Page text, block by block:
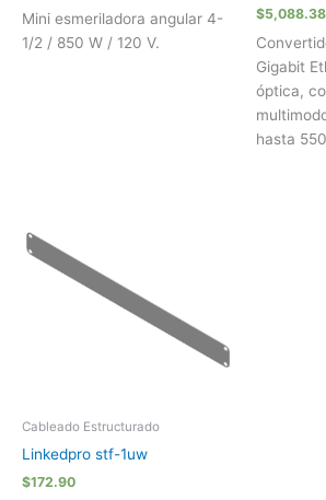
Mini esmeriladora angular 4-
1/2 / 850 W / 120 V.
$5,088.38
Gigabit
óptica,
hasta
Cableado Estructurado
Linkedpro stf-1uw
$172.90